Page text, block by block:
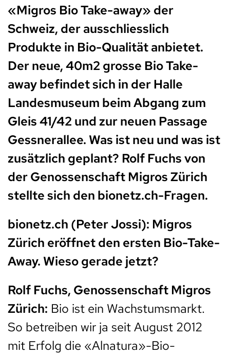
«Migros Bio Take-away» der
Schweiz, der ausschliesslich
Produkte in Bio-Qualität anbietet.
Der neue, 40m2 grosse Bio Take-
away befindet sich in der Halle
Landesmuseum beim Abgang zum
Gleis 41/42 und zur neuen Passage
Gessnerallee. Was ist neu und was ist
zusätzlich geplant? Rolf Fuchs von
der Genossenschaft Migros Zürich
stellte sich den bionetz.ch-Fragen.
bionetz.ch (Peter Jossi): Migros
Zürich eröffnet den ersten Bio-Take-
Away. Wieso gerade jetzt?
Rolf Fuchs, Genossenschaft Migros
Zürich: Bio ist ein Wachstumsmarkt.
So betreiben wir ja seit August 2012
mit Erfolg die «Alnatura»-Bio-